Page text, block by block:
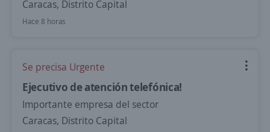
Caracas, Distrito Capital
Hace 8 horas
Se precisa Urgente
Ejecutivo de atención telefónica!
Importante empresa del sector
Caracas, Distrito Capital